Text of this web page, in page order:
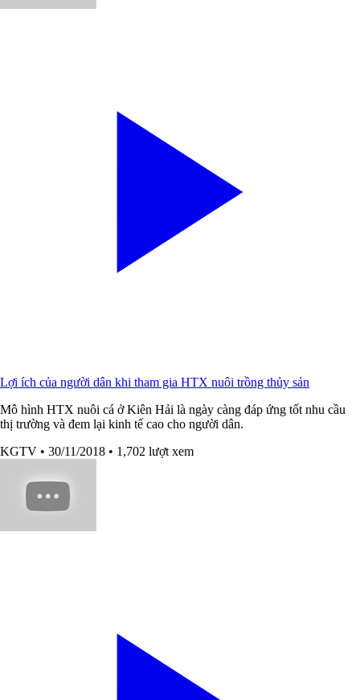
Lợi ích của người dân khi tham gia HTX nuôi trồng thủy sản
Mô hình HTX nuôi cá ở Kiên Hải là ngày càng đáp ứng tốt nhu cầu
thị trường và đem lại kinh tế cao cho người dân.
KGTV • 30/11/2018 • 1,702 lượt xem